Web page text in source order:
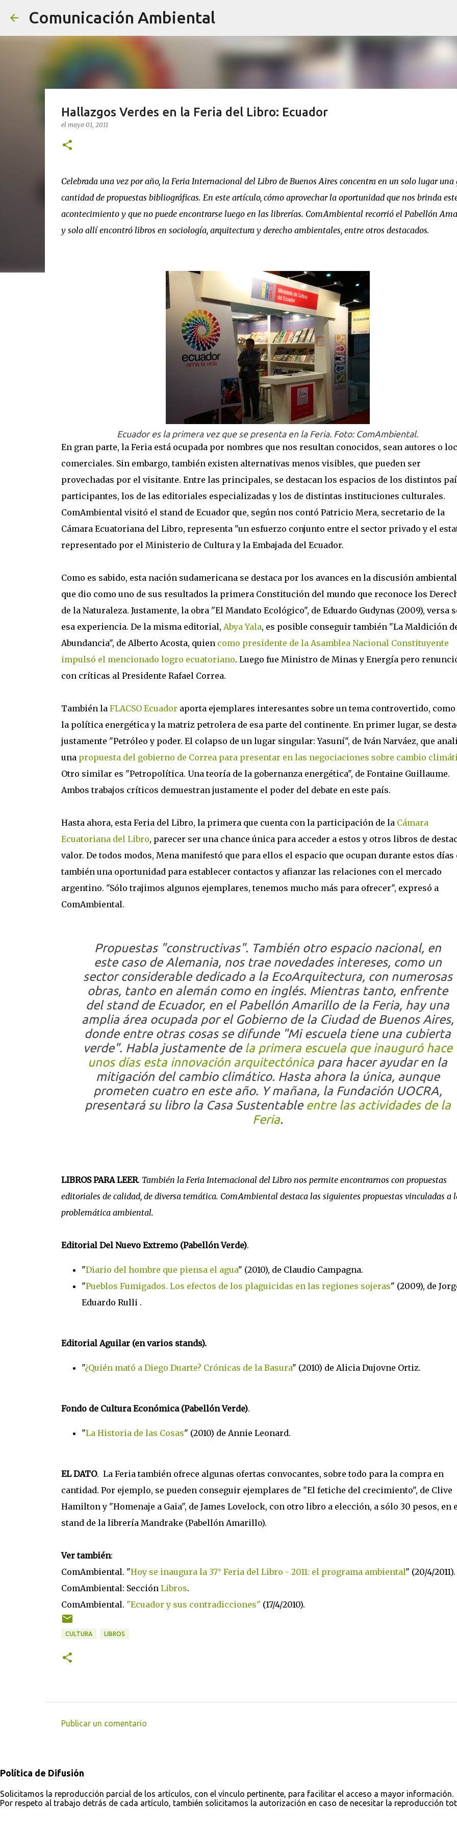
Comunicación Ambiental
Hallazgos Verdes en la Feria del Libro: Ecuador
el mayo 01, 2011
Celebrada una vez por año, la Feria Internacional del Libro de Buenos Aires concentra en un solo lugar una
cantidad de propuestas bibliográficas. En este artículo, cómo aprovechar la oportunidad que nos brinda
acontecimiento y que no puede encontrarse luego en las librerías. ComAmbiental recorrió el Pabellón
y solo allí encontró libros en sociología, arquitectura y derecho ambientales, entre otros destacados.
Ecuador es la primera vez que se presenta en la Feria. Foto: ComAmbiental.
En gran parte, la Feria está ocupada por nombres que nos resultan conocidos, sean autores o
comerciales. Sin embargo, también existen alternativas menos visibles, que pueden ser
provechadas por el visitante. Entre las principales, se destacan los espacios de los distintos
participantes, los de las editoriales especializadas y los de distintas instituciones culturales.
ComAmbiental visitó el stand de Ecuador que, según nos contó Patricio Mera, secretario de la
Cámara Ecuatoriana del Libro, representa "un esfuerzo conjunto entre el sector privado y el
representado por el Ministerio de Cultura y la Embajada del Ecuador.
Como es sabido, esta nación sudamericana se destaca por los avances en la discusión
que dio como uno de sus resultados la primera Constitución del mundo que reconoce los
de la Naturaleza. Justamente, la obra "El Mandato Ecológico", de Eduardo Gudynas (2009), versa
esa experiencia. De la misma editorial, Abya Yala, es posible conseguir también "La Maldición
Abundancia", de Alberto Acosta, quien como presidente de la Asamblea Nacional Constituyente
impulsó el mencionado logro ecuatoriano. Luego fue Ministro de Minas y Energía pero
con críticas al Presidente Rafael Correa.
También la FLACSO Ecuador aporta ejemplares interesantes sobre un tema controvertido, como
la política energética y la matriz petrolera de esa parte del continente. En primer lugar, se
justamente "Petróleo y poder. El colapso de un lugar singular: Yasuní", de Iván Narváez, que
una propuesta del gobierno de Correa para presentar en las negociaciones sobre cambio
Otro similar es "Petropolítica. Una teoría de la gobernanza energética", de Fontaine Guillaume.
Ambos trabajos críticos demuestran justamente el poder del debate en este país.
Hasta ahora, esta Feria del Libro, la primera que cuenta con la participación de la Cámara
Ecuatoriana del Libro, parecer ser una chance única para acceder a estos y otros libros de
valor. De todos modos, Mena manifestó que para ellos el espacio que ocupan durante estos días
también una oportunidad para establecer contactos y afianzar las relaciones con el mercado
argentino. "Sólo trajimos algunos ejemplares, tenemos mucho más para ofrecer", expresó a
ComAmbiental.
Propuestas "constructivas". También otro espacio nacional, en
este caso de Alemania, nos trae novedades intereses, como un
sector considerable dedicado a la EcoArquitectura, con numerosas
obras, tanto en alemán como en inglés. Mientras tanto, enfrente
del stand de Ecuador, en el Pabellón Amarillo de la Feria, hay una
amplia área ocupada por el Gobierno de la Ciudad de Buenos Aires,
donde entre otras cosas se difunde "Mi escuela tiene una cubierta
verde". Habla justamente dela primera escuela que inauguró hace
unos días esta innovación arquitectónica para hacer ayudar en la
mitigación del cambio climático. Hasta ahora la única, aunque
prometen cuatro en este año. Y mañana, la Fundación UOCRA,
presentará su libro la Casa Sustentable entre las actividades de la
Feria.
LIBROS PARA LEER. También la Feria Internacional del Libro nos permite encontrarnos con propuestas
editoriales de calidad, de diversa temática. ComAmbiental destaca las siguientes propuestas vinculadas a
problemática ambiental.
Editorial Del Nuevo Extremo (Pabellón Verde).
"Diario del hombre que piensa el agua" (2010), de Claudio Campagna.
"Pueblos Fumigados. Los efectos de los plaguicidas en las regiones sojeras" (2009), de
Eduardo Rulli .
Editorial Aguilar (en varios stands).
"¿Quién mató a Diego Duarte? Crónicas de la Basura" (2010) de Alicia Dujovne Ortiz.
Fondo de Cultura Económica (Pabellón Verde).
"La Historia de las Cosas" (2010) de Annie Leonard.
EL DATO. La Feria también ofrece algunas ofertas convocantes, sobre todo para la compra en
cantidad. Por ejemplo, se pueden conseguir ejemplares de "El fetiche del crecimiento", de Clive
Hamilton y "Homenaje a Gaia", de James Lovelock, con otro libro a elección, a sólo 30 pesos, en
stand de la librería Mandrake (Pabellón Amarillo).
Ver también:
ComAmbiental. "Hoy se inaugura la 37° Feria del Libro - 2011: el programa ambiental" (20/4/2011).
ComAmbiental: Sección Libros.
ComAmbiental. "Ecuador y sus contradicciones" (17/4/2010).
CULTURA LIBROS
e
n
t
Publicar un comentario
Política de Difusión
Solicitamos la reproducción parcial de los artículos, con el vínculo pertinente, para facilitar el acceso a mayor información.
Por respeto al trabajo detrás de cada artículo, también solicitamos la autorización en caso de necesitar la reproducción